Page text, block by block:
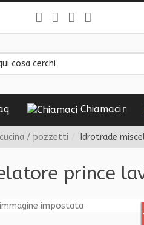
Chiamaci
/ pozzetti Idrotrade
prince